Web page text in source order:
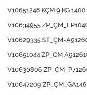
V10651248 KÇM 9 KG
V10634955
V10629335 ST_ÇM-
V10651044 ZP_CM
V10630806
V10647209